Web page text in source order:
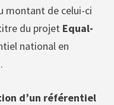
montant de celui-ci
du projet Equal-
national en
d’un référentiel